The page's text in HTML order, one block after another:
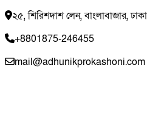
২৫, শিরিশদাশ লেন, বাংলাবাজার,
+8801875-246455
mail@adhunikprokashoni.com